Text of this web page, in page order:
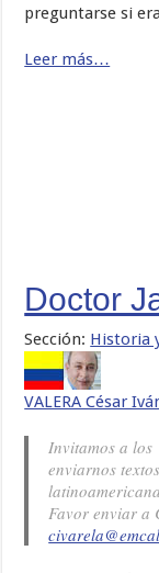
preguntarse si
Leer más…
Doctor
Sección: Historia
VALERA César
Invitamos a
enviarnos
Favor enviar a